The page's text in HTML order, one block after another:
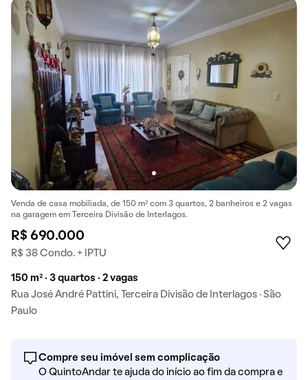
Venda de casa mobiliada, de 150 m² com 3 quartos, 2 banheiros e 2 vagas
na garagem em Terceira Divisão de Interlagos.
R$ 690.000
R$ 38 Condo. + IPTU
150 m² · 3 quartos · 2 vagas
Rua José André Pattini, Terceira Divisão de Interlagos · São
Paulo
Compre seu imóvel sem complicação
O QuintoAndar te ajuda do início ao fim da compra e